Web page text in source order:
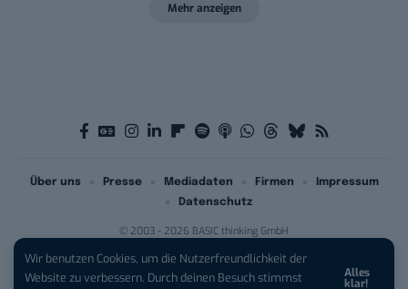
Wir benutzen Cookies, um die Nutzerfreundlichkeit der
Website zu verbessern. Durch deinen Besuch stimmst
Alles
klar!
Mehr anzeigen
© 2003 - 2026 BASIC thinking GmbH
Über uns Presse Mediadaten Firmen
Impressum
Datenschutz
iPhone 17 Pro sichern:Für 1 € +